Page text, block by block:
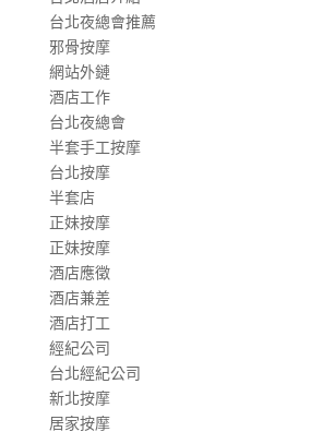
台北夜總會推薦
邪骨按摩
網站外鏈
酒店工作
台北夜總會
半套手工按摩
台北按摩
半套店
正妹按摩
正妹按摩
酒店應徵
酒店兼差
酒店打工
經紀公司
台北經紀公司
新北按摩
居家按摩